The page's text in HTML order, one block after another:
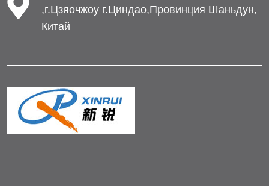
,г.Цзяочжоу г.Циндао,Провинция Шаньдун,
Китай